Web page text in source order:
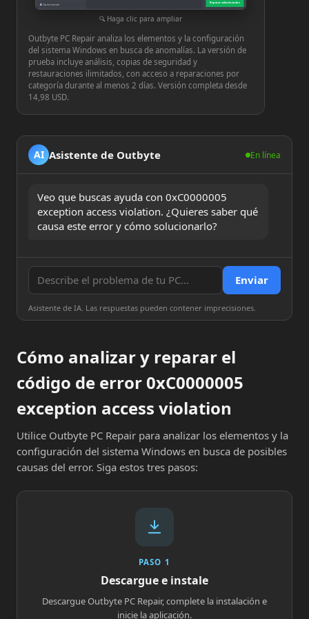
♟Optimización
Reparar seleccionados
Haga clic para ampliar
Outbyte PC Repair analiza los elementos y la configuración
del sistema Windows en busca de anomalías. La versión de
prueba incluye análisis, copias de seguridad y
restauraciones ilimitados, con acceso a reparaciones por
categoría durante al menos 2 días. Versión completa desde
14,98 USD.
AI Asistente de Outbyte En línea
Veo que buscas ayuda con 0xC0000005
exception access violation. ¿Quieres saber qué
causa este error y cómo solucionarlo?
Enviar
Asistente de IA. Las respuestas pueden contener imprecisiones.
Cómo analizar y reparar el
código de error 0xC0000005
exception access violation
Utilice Outbyte PC Repair para analizar los elementos y la
configuración del sistema Windows en busca de posibles
causas del error. Siga estos tres pasos:
PASO 1
Descargue e instale
Descargue Outbyte PC Repair, complete la instalación e
inicie la aplicación.